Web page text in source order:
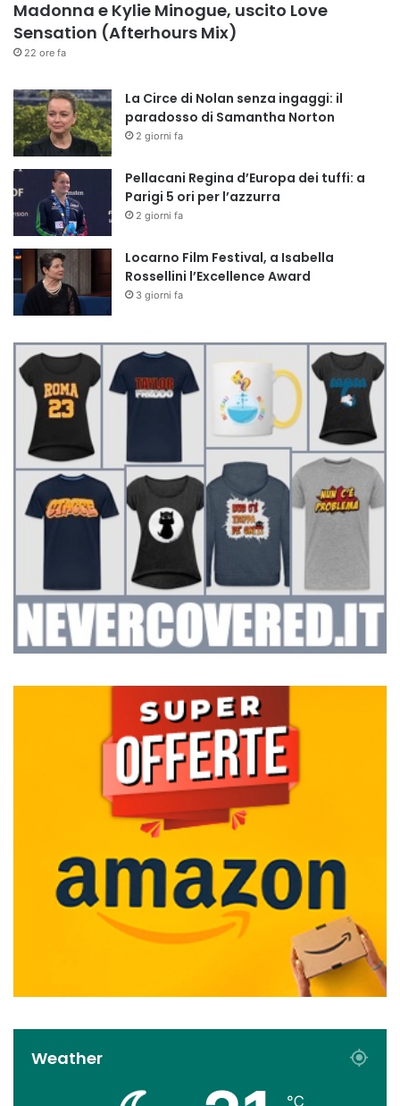
Madonna e Kylie Minogue, uscito Love
Sensation (Afterhours Mix)
22 ore fa
La Circe di Nolan senza ingaggi: il
paradosso di Samantha Norton
2 giorni fa
Pellacani Regina d’Europa dei tuffi: a
Parigi 5 ori per l’azzurra
2 giorni fa
Locarno Film Festival, a Isabella
Rossellini l’Excellence Award
3 giorni fa
Weather
℃